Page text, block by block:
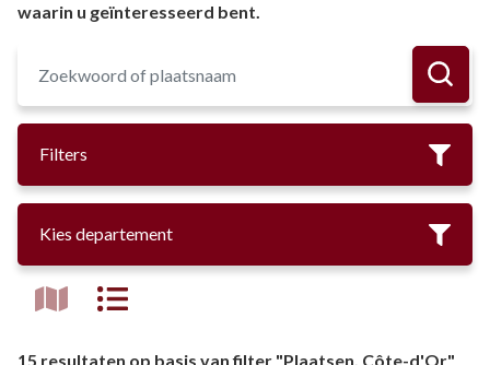
waarin u geïnteresseerd bent.
Filters
Kies departement
15 resultaten op basis van filter "Plaatsen, Côte-d'Or"